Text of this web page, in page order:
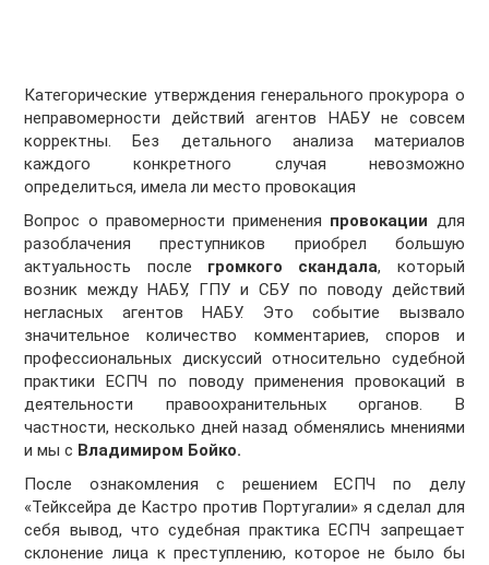
Категорические утверждения генерального прокурора о
неправомерности действий агентов НАБУ не совсем
корректны. Без детального анализа материалов
каждого конкретного случая невозможно
определиться, имела ли место провокация
Вопрос о правомерности применения провокации для
разоблачения преступников приобрел большую
актуальность после громкого скандала, который
возник между НАБУ, ГПУ и СБУ по поводу действий
негласных агентов НАБУ. Это событие вызвало
значительное количество комментариев, споров и
профессиональных дискуссий относительно судебной
практики ЕСПЧ по поводу применения провокаций в
деятельности правоохранительных органов. В
частности, несколько дней назад обменялись мнениями
и мы с Владимиром Бойко.
После ознакомления с решением ЕСПЧ по делу
«Тейксейра де Кастро против Португалии» я сделал для
себя вывод, что судебная практика ЕСПЧ запрещает
склонение лица к преступлению, которое не было бы